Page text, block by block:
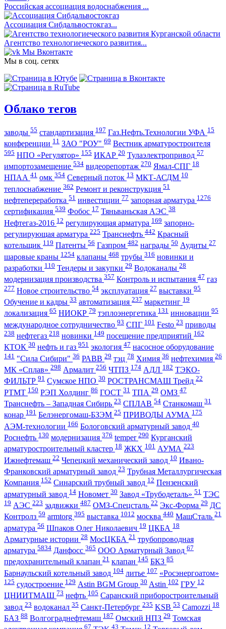
Российская ассоциация водоснабжения ...
Ассоциация Сибдальвостокгаз...
Агентство технологиеческого развития...
Мы Вконтакте
Мы в соц. сетях
Облако тегов
заводы 55 стандартизация 197 Газ.Нефть.Технологии УФА 15
конференции 11 ЗАО "РОУ" 69 Вестник арматуростроителя
595 НПО «Регулятор» 155 ИКАР 20 Тулаэлектропривод 57
импортозамещение 534 видеорепортаж 270 Ямал-СПГ 18
НПАА 41 омк 354 Северный поток 13 МКТ-АСДМ 10
теплоснабжение 362 Ремонт и реконструкция 51
нефтепереработка 51 инвестиции 77 запорная арматура 1276
сертификация 539 Фобос 17 Тяньваньская АЭС 38
Нефтегаз-2016 12 регулирующая арматура 169 запорно-
регулирующая арматура 225 Транснефть 442 Красный
котельщик 119 Патенты 56 Газпром 482 награды 50 Аудиты 27
шаровые краны 1254 клапаны 468 трубы 316 новинки и
разработки 110 Тендеры и закупки 29 Водоканалы 28
модернизация производства 357 Контроль и испытания 47 газ
277 Новое строительство 54 эксплуатация 27 выставки 95
Обучение и кадры 33 автоматизация 237 маркетинг 19
локализация 65 НИОКР 79 тэплоэнергетика 131 инновации 95
международное сотрудничество 93 СПГ 101 Festo 23 приводы
238 нефтегаз 218 новинки 149 посещение предприятий 162
КТОК 30 нефть и газ 951 экология 47 насосное оборудование
141 "Сила Сибири" 36 РАВВ 29 тэц 78 Химия 36 нефтехимия 26
МК «Сплав» 298 Армалит 256 ЧТПЗ 174 АДЛ 182 ТЭКО-
ФИЛЬТР 91 Сумское НПО 30 РОСТРАНСМАШ Трейд 22
РТМТ 150 РЭП Холдинг 86 ГОСТ 31 ТПА 29 ОМЗ 47
Транснефть – Западная Сибирь 23 СПЛАВ 54 Станкомаш 31
конар 191 Белэнергомаш-БЗЭМ 25 ПРИВОДЫ АУМА 175
АЭМ-технологии 166 Бологовский арматурный завод 40
Роснефть 130 модернизация 376 temper 290 Курганский
арматуростроительный кластер 18 ЖКХ 101 АУМА 223
Ижнефтемаш 22 Чепецкий механический завод 10 Ивано-
Франковский арматурный завод 23 Трубная Металлургическая
Компания 152 Синарский трубный завод 12 Пензенский
арматурный завод 14 Новомет 30 Завод «Трубодеталь» 51 ТЭС
19 АЭС 223 задвижки 487 ОМЗ-Спецсталь 22 Экс-Форма 29 ДС
Контролз 59 armtorg 395 выставка 1012 москва 440 МашСталь 21
арматура 56 Шпаков Олег Николаевич 19 ЦКБА 18
Арматурные истории 28 МосЦКБА 21 трубопроводная
арматура 5834 Данфосс 365 ООО Арматурный Завод 67
предохранительный клапан 21 клапан 145 БКЗ 85
Барнаульский котельный завод 104 литье 107 «Росэнергоатом»
125 судостроение 129 Astin BGM Group 30 Astin 102 ГРУ 12
ЦНИИТМАШ 73 нефть 105 Саранский приборостроительный
завод 23 водоканал 35 Санкт-Петербург 235 KSB 53 Camozzi 18
БАЗ 88 Волгограднефтемаш 187 Омский НПЗ 29 Томская
67 43 12